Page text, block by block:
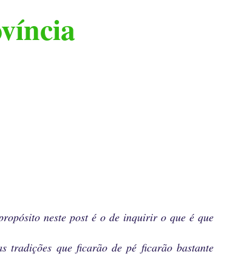
neste post é o de inquirir o que é que
tradições que ficarão de pé ficarão bastante